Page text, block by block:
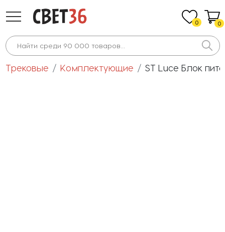
0 0
Трековые Комплектующие ST Luce Блок